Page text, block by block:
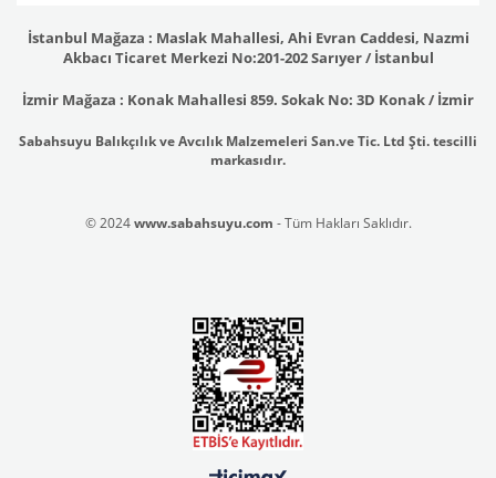
İstanbul Mağaza : Maslak Mahallesi, Ahi Evran Caddesi, Nazmi
Akbacı Ticaret Merkezi No:201-202 Sarıyer / İstanbul
İzmir Mağaza : Konak Mahallesi 859. Sokak No: 3D Konak / İzmir
Sabahsuyu Balıkçılık ve Avcılık Malzemeleri San.ve Tic. Ltd Şti. tescilli
markasıdır.
© 2024www.sabahsuyu.com - Tüm Hakları Saklıdır.